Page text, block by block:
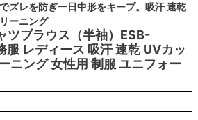
ズレを防ぎ一日中形をキープ。吸汗 速乾
ーニング
ツブラウス（半袖）ESB-
レディース 吸汗 速乾 UVカッ
ニング 女性用 制服 ユニフォー